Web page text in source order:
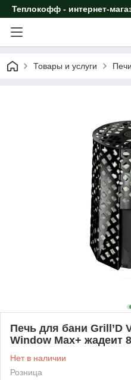
Теплокофф - интернет-
Товары и услуги
Печь для бани Grill’D
Window Max+ жадеит
Нет в наличии
Розница